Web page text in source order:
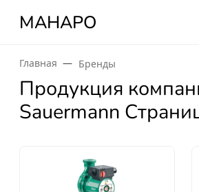
МАНАРО
Главная Бренды
Продукция
Sauermann